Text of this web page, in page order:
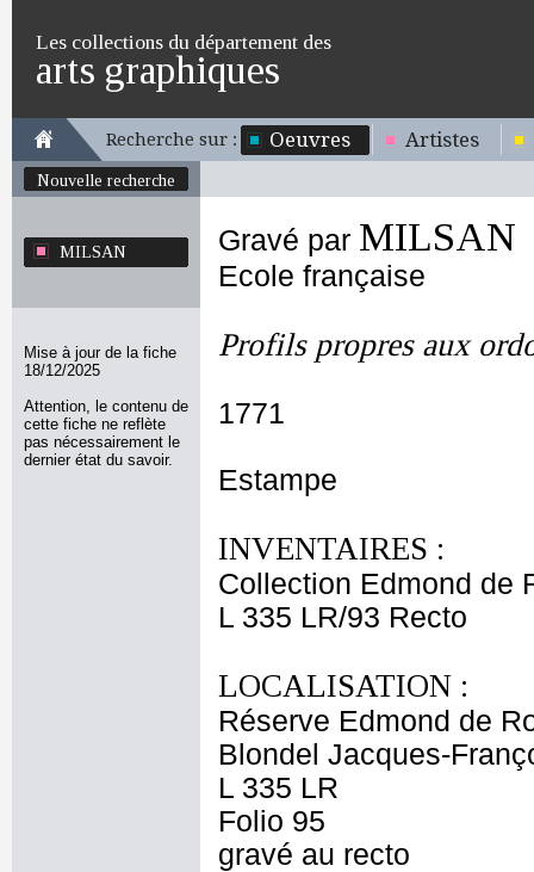
Les collections du département des
arts graphiques
Recherche sur : Oeuvres Artistes
Nouvelle recherche
MILSAN
Mise à jour de la fiche
18/12/2025
Attention, le contenu de
cette fiche ne reflète
pas nécessairement le
dernier état du savoir.
Gravé par MILSAN
Ecole française
Profils propres aux
1771
Estampe
INVENTAIRES :
Collection Edmond de
L 335 LR/93 Recto
LOCALISATION :
Réserve Edmond de
Blondel Jacques-
L 335 LR
Folio 95
gravé au recto